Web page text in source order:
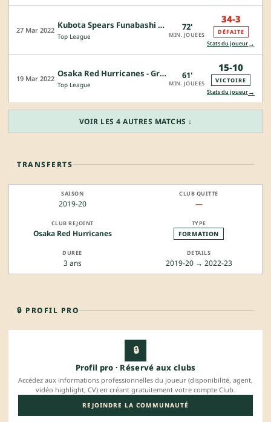
27 Mar 2022 Kubota Spears Funabashi Tokyo-Bay - Osaka Red Hurricanes
Top League
72'
MIN. JOUEES
34-3
DÉFAITE
Stats du joueur→
19 Mar 2022 Osaka Red Hurricanes - Green Rockets Tokatsu
Top League
61'
MIN. JOUEES
15-10
VICTOIRE
Stats du joueur→
VOIR LES 4 AUTRES MATCHS ↓
TRANSFERTS
2019-20 —
Osaka Red Hurricanes FORMATION
3 ans 2019-20 → 2022-23
🔒 PROFIL PRO
🔒
Profil pro · Réservé aux clubs
Accédez aux informations professionnelles du joueur (disponibilité, agent,
vidéo highlight, CV) en créant gratuitement votre compte Club.
REJOINDRE LA COMMUNAUTÉ